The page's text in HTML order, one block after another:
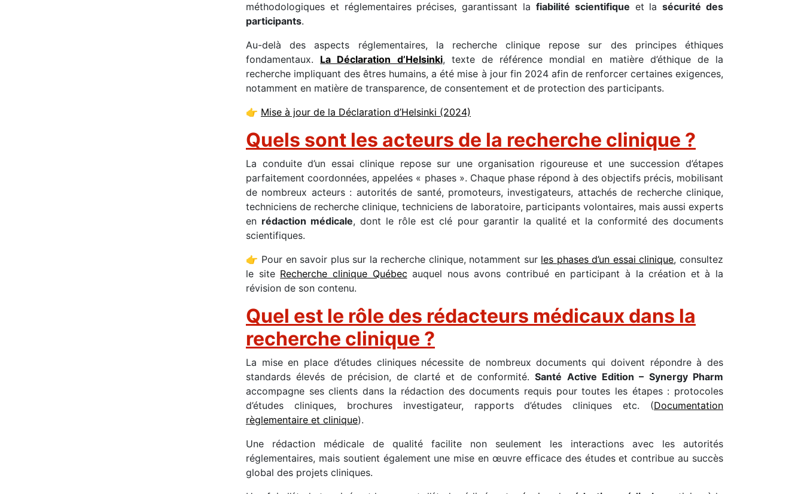
méthodologiques et réglementaires précises, garantissant la fiabilité scientifique et lasécurité des
participants.
Au-delà des aspects réglementaires, la recherche clinique repose sur des principes éthiques
fondamentaux. La Déclaration d’Helsinki, texte de référence mondial en matière d’éthique de la
recherche impliquant des êtres humains, a été mise à jour fin 2024 afin de renforcer certaines exigences,
notamment en matière de transparence, de consentement et de protection des participants.
👉 Mise à jour de la Déclaration d’Helsinki (2024)
Quels sont les acteurs de la recherche clinique ?
La conduite d’un essai clinique repose sur une organisation rigoureuse et une succession d’étapes
parfaitement coordonnées, appelées « phases ». Chaque phase répond à des objectifs précis, mobilisant
de nombreux acteurs : autorités de santé, promoteurs, investigateurs, attachés de recherche clinique,
techniciens de recherche clinique, techniciens de laboratoire, participants volontaires, mais aussi experts
en rédaction médicale, dont le rôle est clé pour garantir la qualité et la conformité des documents
scientifiques.
👉 Pour en savoir plus sur la recherche clinique, notamment sur les phases d’un essai clinique, consultez
le site Recherche clinique Québec auquel nous avons contribué en participant à la création et à la
révision de son contenu.
Quel est le rôle des rédacteurs médicaux dans la
recherche clinique ?
La mise en place d’études cliniques nécessite de nombreux documents qui doivent répondre à des
standards élevés de précision, de clarté et de conformité.Santé Active Edition – Synergy Pharm
accompagne ses clients dans la rédaction des documents requis pour toutes les étapes : protocoles
d’études cliniques, brochures investigateur, rapports d’études cliniques etc. (Documentation
règlementaire et clinique).
Une rédaction médicale de qualité facilite non seulement les interactions avec les autorités
réglementaires, mais soutient également une mise en œuvre efficace des études et contribue au succès
global des projets cliniques.